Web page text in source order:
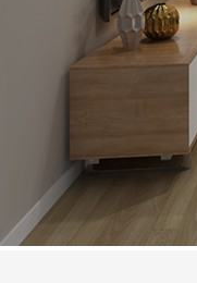
手机
公司
邮箱